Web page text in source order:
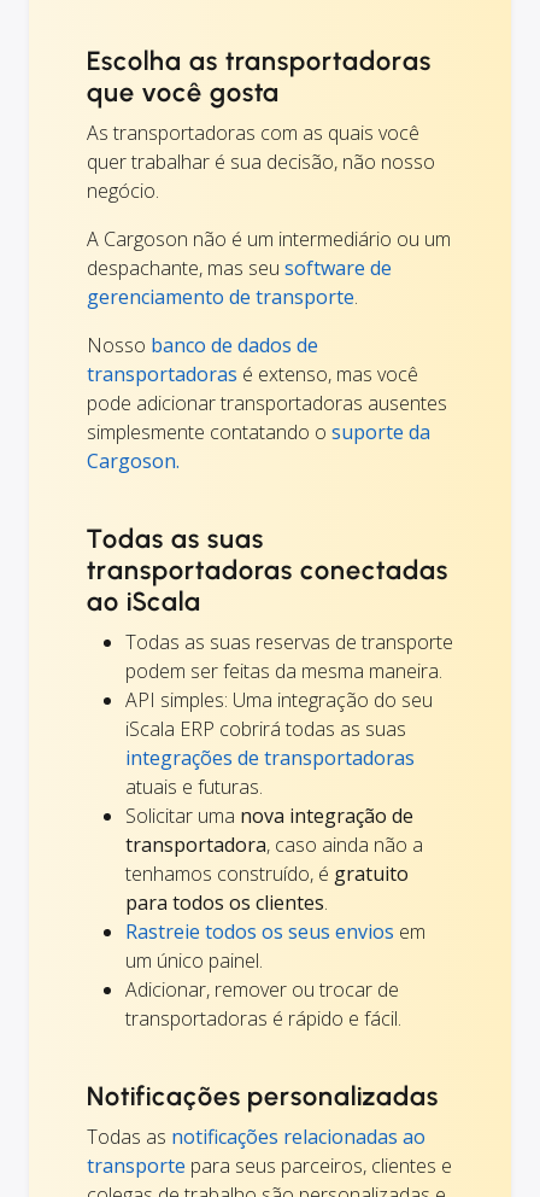
Escolha as transportadoras
que você gosta
As transportadoras com as quais você
quer trabalhar é sua decisão, não nosso
negócio.
A Cargoson não é um intermediário ou um
despachante, mas seu software de
gerenciamento de transporte.
Nosso banco de dados de
transportadoras é extenso, mas você
pode adicionar transportadoras ausentes
simplesmente contatando o suporte da
Cargoson.
Todas as suas
transportadoras conectadas
ao iScala
Todas as suas reservas de transporte
podem ser feitas da mesma maneira.
API simples: Uma integração do seu
iScala ERP cobrirá todas as suas
integrações de transportadoras
atuais e futuras.
Solicitar uma nova integração de
transportadora, caso ainda não a
tenhamos construído, é gratuito
para todos os clientes.
Rastreie todos os seus envios em
um único painel.
Adicionar, remover ou trocar de
transportadoras é rápido e fácil.
Notificações personalizadas
Todas as notificações relacionadas ao
transporte para seus parceiros, clientes e